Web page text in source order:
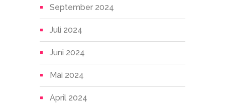
September 2024
Juli 2024
Juni 2024
Mai 2024
April 2024